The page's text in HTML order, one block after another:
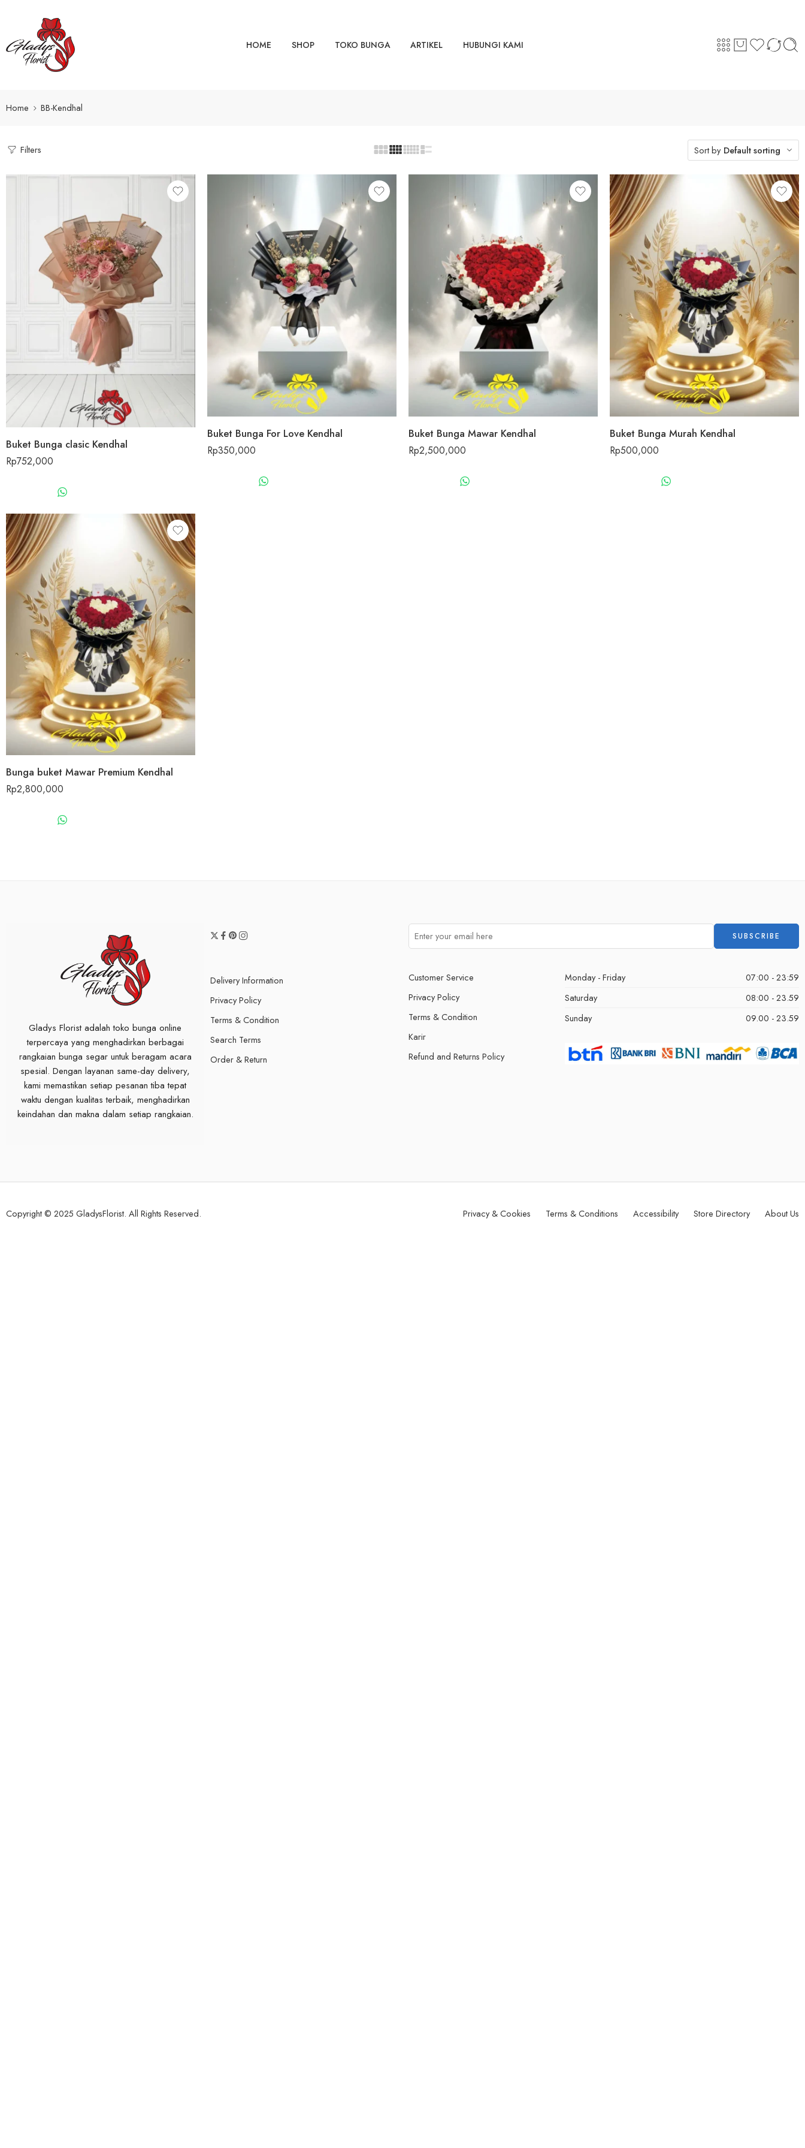
HOME SHOP TOKO BUNGA ARTIKEL HUBUNGI KAMI
Home BB-Kendhal
Filters Sort by Default sorting
Buket Bunga clasic Kendhal
Rp752,000
Buket Bunga For Love Kendhal
Rp350,000
Buket Bunga Mawar Kendhal
Rp2,500,000
Buket Bunga Murah Kendhal
Rp500,000
Bunga buket Mawar Premium Kendhal
Rp2,800,000
Gladys Florist adalah toko bunga online
terpercaya yang menghadirkan berbagai
rangkaian bunga segar untuk beragam acara
spesial. Dengan layanan same-day delivery,
kami memastikan setiap pesanan tiba tepat
waktu dengan kualitas terbaik, menghadirkan
keindahan dan makna dalam setiap rangkaian.
Delivery Information
Privacy Policy
Terms & Condition
Search Terms
Order & Return
Customer Service
Privacy Policy
Terms & Condition
Karir
Refund and Returns Policy
Monday - Friday
07:00 - 23:59
Saturday
08:00 - 23.59
Sunday
09.00 - 23.59
Copyright © 2025 GladysFlorist. All Rights Reserved. Privacy & Cookies Terms & Conditions Accessibility Store Directory About Us